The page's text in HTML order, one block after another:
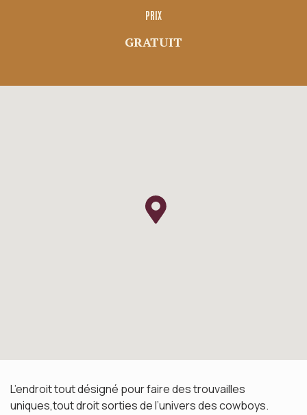
PRIX
GRATUIT
L’endroit tout désigné pour faire des trouvailles
uniques,tout droit sorties de l’univers des cowboys.